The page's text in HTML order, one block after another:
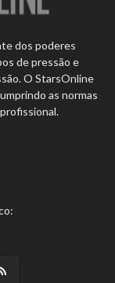
dos poderes
de pressão e
O StarsOnline
as normas